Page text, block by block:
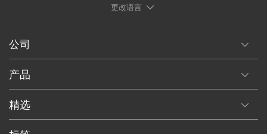
更改语言
公司
产品
精选